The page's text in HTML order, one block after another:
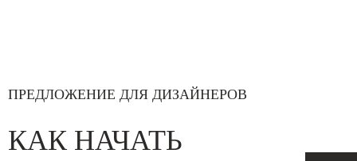
ПРЕДЛОЖЕНИЕ ДЛЯ ДИЗАЙНЕРОВ
КАК НАЧАТЬ